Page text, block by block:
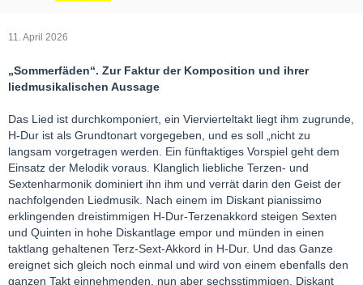
11. April 2026
„Sommerfäden“. Zur Faktur der Komposition und ihrer
liedmusikalischen Aussage
Das Lied ist durchkomponiert, ein Viervierteltakt liegt ihm zugrunde,
H-Dur ist als Grundtonart vorgegeben, und es soll „nicht zu
langsam vorgetragen werden. Ein fünftaktiges Vorspiel geht dem
Einsatz der Melodik voraus. Klanglich liebliche Terzen- und
Sextenharmonik dominiert ihn ihm und verrät darin den Geist der
nachfolgenden Liedmusik. Nach einem im Diskant pianissimo
erklingenden dreistimmigen H-Dur-Terzenakkord steigen Sexten
und Quinten in hohe Diskantlage empor und münden in einen
taktlang gehaltenen Terz-Sext-Akkord in H-Dur. Und das Ganze
ereignet sich gleich noch einmal und wird von einem ebenfalls den
ganzen Takt einnehmenden, nun aber sechsstimmigen, Diskant